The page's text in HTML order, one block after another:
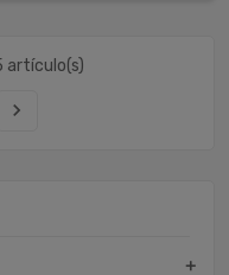
add
artículo(s)
navigate_next